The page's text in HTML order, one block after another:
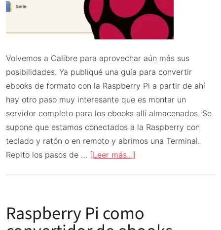
Volvemos a Calibre para aprovechar aún más sus
posibilidades. Ya publiqué una guía para convertir
ebooks de formato con la Raspberry Pi a partir de ahí
hay otro paso muy interesante que es montar un
servidor completo para los ebooks allí almacenados. Se
supone que estamos conectados a la Raspberry con
teclado y ratón o en remoto y abrimos una Terminal.
Repito los pasos de … [Leer más...]
ebooks
Calibre
Raspberry Pi como